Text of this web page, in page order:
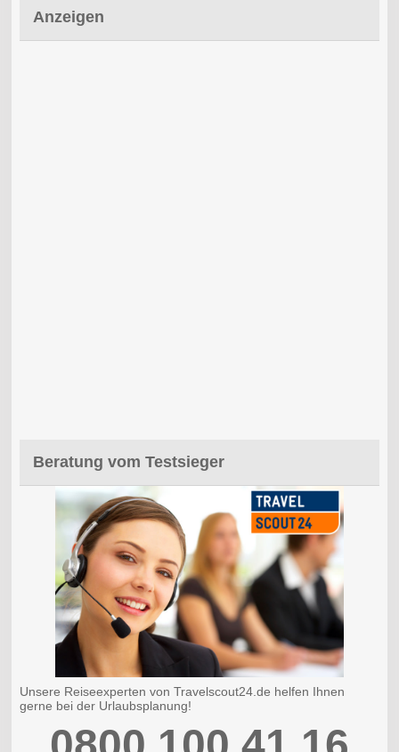
Anzeigen
Beratung vom Testsieger
Unsere Reiseexperten von Travelscout24.de helfen Ihnen
gerne bei der Urlaubsplanung!